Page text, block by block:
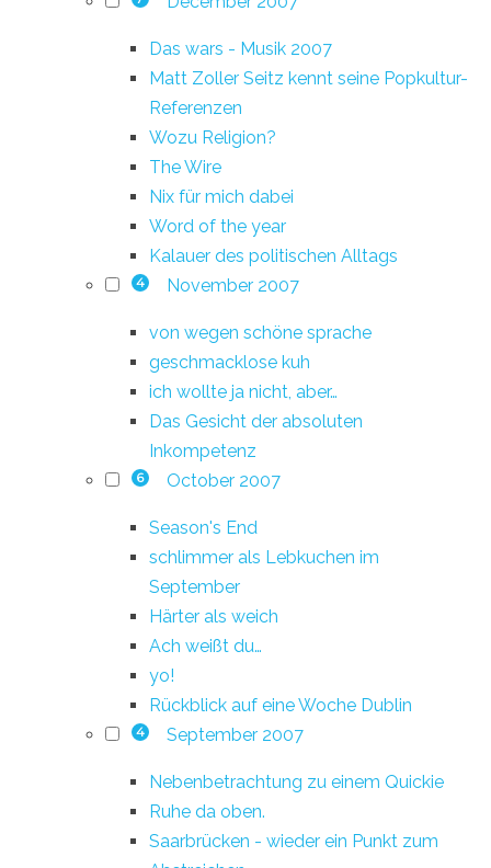
Das wars - Musik 2007
Matt Zoller Seitz kennt seine Popkultur-
Referenzen
Wozu Religion?
The Wire
Nix für mich dabei
Word of the year
Kalauer des politischen Alltags
4 November 2007
von wegen schöne sprache
geschmacklose kuh
ich wollte ja nicht, aber…
Das Gesicht der absoluten
Inkompetenz
6 October 2007
Season's End
schlimmer als Lebkuchen im
September
Härter als weich
Ach weißt du…
yo!
Rückblick auf eine Woche Dublin
4 September 2007
Nebenbetrachtung zu einem Quickie
Ruhe da oben.
Saarbrücken - wieder ein Punkt zum